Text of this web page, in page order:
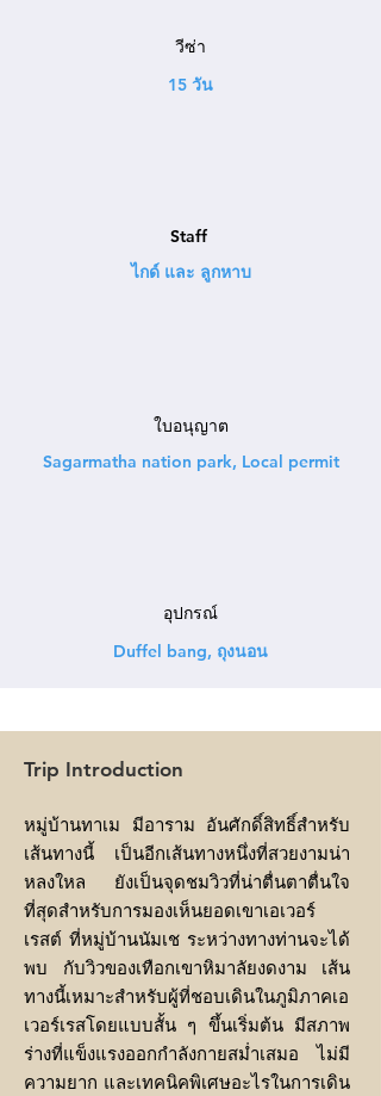
วีซ่า
15 วัน
Staff
ไกด์ และ ลูกหาบ
ใบอนุญาต
Sagarmatha nation park, Local permit
อุปกรณ์
Duffel bang, ถุงนอน
Trip Introduction
หมู่บ้านทาเม มีอาราม อันศักดิ์สิทธิ์สำหรับ
เส้นทางนี้ เป็นอีกเส้นทางหนึ่งที่สวยงามน่า
หลงใหล ยังเป็นจุดชมวิวที่น่าตื่นตาตื่นใจ
ที่สุดสำหรับการมองเห็นยอดเขาเอเวอร์
เรสต์ ที่หมู่บ้านนัมเช ระหว่างทางท่านจะได้
พบ กับวิวของเทือกเขาหิมาลัยงดงาม เส้น
ทางนี้เหมาะสำหรับผู้ที่ชอบเดินในภูมิภาคเอ
เวอร์เรสโดยแบบสั้น ๆ ขึ้นเริ่มต้น มีสภาพ
ร่างที่แข็งแรงออกกำลังกายสม่ำเสมอ ไม่มี
ความยาก และเทคนิคพิเศษอะไรในการเดิน